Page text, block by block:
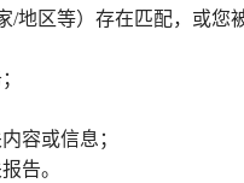
/地区等）存在匹配，或
容或信息；
告。